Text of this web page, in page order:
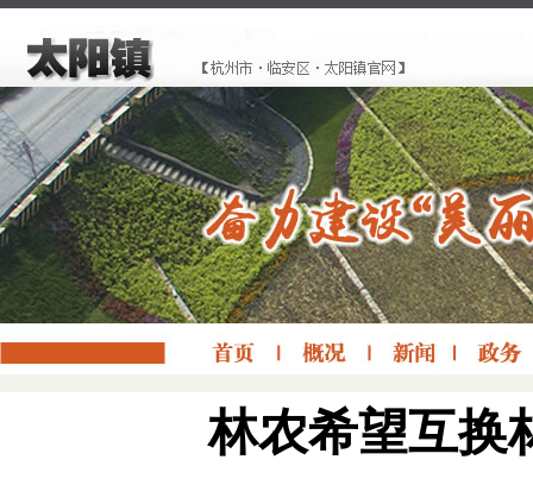
林农希望互换